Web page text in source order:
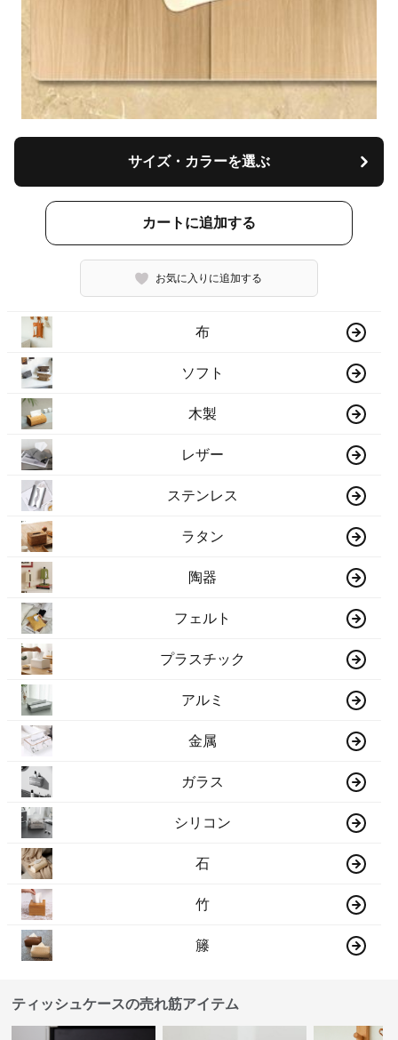
サイズ・カラーを選ぶ
カートに追加する
お気に入りに追加する
布
ソフト
木製
レザー
ステンレス
ラタン
陶器
フェルト
プラスチック
アルミ
金属
ガラス
シリコン
石
竹
籐
ティッシュケースの売れ筋アイテム